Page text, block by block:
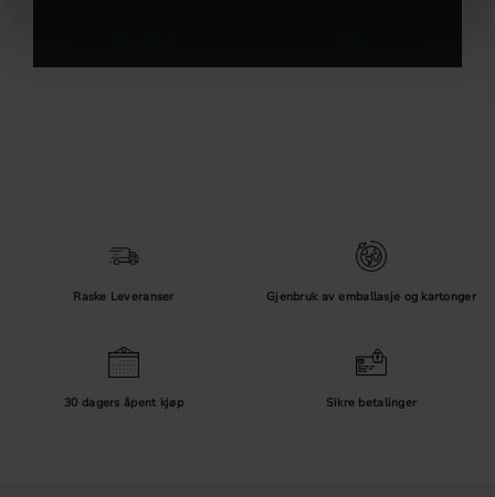
Raske Leveranser Gjenbruk av emballasje og kartonger
30 dagers åpent kjøp Sikre betalinger